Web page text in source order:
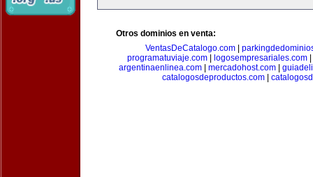
Otros dominios en venta:
VentasDeCatalogo.com|
programatuviaje.com| logosempresariales.com|
argentinaenlinea.com| mercadohost.com|
catalogosdeproductos.com